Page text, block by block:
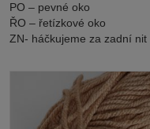
PO – pevné oko
ŘO – řetízkové oko
ZN- háčkujeme za zadní nit